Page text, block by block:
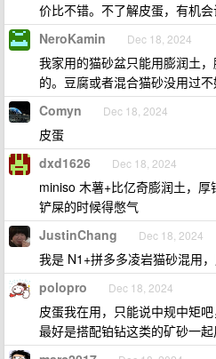
价比不错。不了解皮蛋，有机会
NeroKamin Dec 18, 2024
我家用的猫砂盆只能用膨润土
的。豆腐或者混合猫砂没用过不
Comyn Dec 18, 2024
皮蛋
dxd1626 Dec 18, 2024
miniso 木薯+比亿奇膨润土，厚
铲屎的时候得憋气
JustinChang Dec 18, 2024
我是 N1+拼多多凌岩猫砂混用
polopro Dec 18, 2024
皮蛋我在用，只能说中规中矩
最好是搭配铂钻这类的矿砂一起